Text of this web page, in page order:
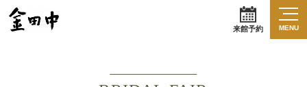
来館予約 MENU